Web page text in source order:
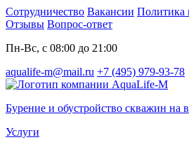
Сотрудничество Вакансии Политика
Отзывы Вопрос-ответ
Пн-Вс, с 08:00 до 21:00
aqualife-m@mail.ru +7 (495) 979-93-78
Бурение и обустройство скважин на
Услуги